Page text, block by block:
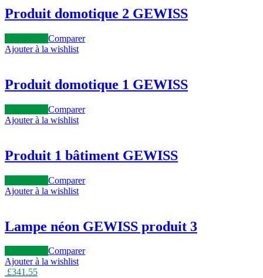
Produit domotique 2 GEWISS
Comparer
Ajouter à la wishlist
Produit domotique 1 GEWISS
Comparer
Ajouter à la wishlist
Produit 1 bâtiment GEWISS
Comparer
Ajouter à la wishlist
Lampe néon GEWISS produit 3
Comparer
Ajouter à la wishlist
£341.55